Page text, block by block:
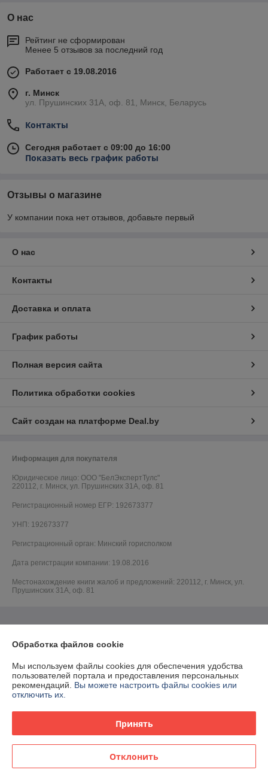
О нас
Рейтинг не сформирован
Менее 5 отзывов за последний год
Работает с 19.08.2016
г. Минск
ул. Прушинских 31А, оф. 81, Минск, Беларусь
Контакты
Сегодня работает с 09:00 до 16:00
Показать весь график работы
Отзывы о магазине
У компании пока нет отзывов, добавьте первый
О нас
Контакты
Доставка и оплата
График работы
Полная версия сайта
Политика обработки cookies
Сайт создан на платформе Deal.by
Информация для покупателя
Юридическое лицо: ООО "БелЭкспертТулс"
220112, г. Минск, ул. Прушинских 31А, оф. 81
Регистрационный номер ЕГР: 192673377
УНП: 192673377
Регистрационный орган: Минский горисполком
Дата регистрации компании: 19.08.2016
Местонахождение книги жалоб и предложений: 220112, г. Минск, ул.
Прушинских 31А, оф. 81
Обработка файлов cookie
Мы используем файлы cookies для обеспечения удобства
пользователей портала и предоставления персональных
рекомендаций. Вы можете настроить файлы cookies или
отключить их.
Принять
Отклонить